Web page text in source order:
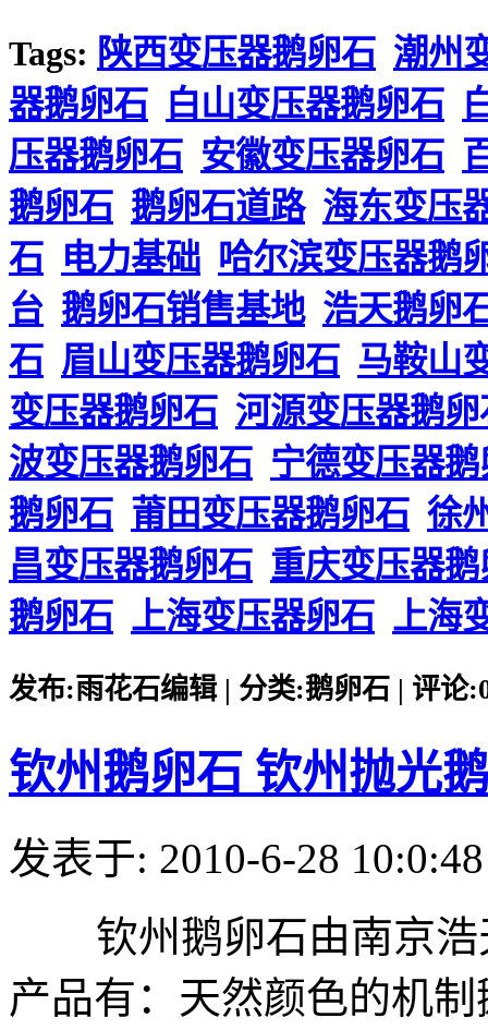
Tags: 陕西变压器鹅卵石 潮州
器鹅卵石 白山变压器鹅卵石
压器鹅卵石 安徽变压器卵石
鹅卵石 鹅卵石道路 海东变压
石 电力基础 哈尔滨变压器鹅
台 鹅卵石销售基地 浩天鹅卵
石 眉山变压器鹅卵石 马鞍山
变压器鹅卵石 河源变压器鹅卵
波变压器鹅卵石 宁德变压器
鹅卵石 莆田变压器鹅卵石 徐
昌变压器鹅卵石 重庆变压器
鹅卵石 上海变压器卵石 上海
发布:雨花石编辑 | 分类:鹅卵石 | 评论
钦州鹅卵石 钦州抛光
发表于: 2010-6-28 10:0:48
钦州鹅卵石由南京浩
产品有：天然颜色的机